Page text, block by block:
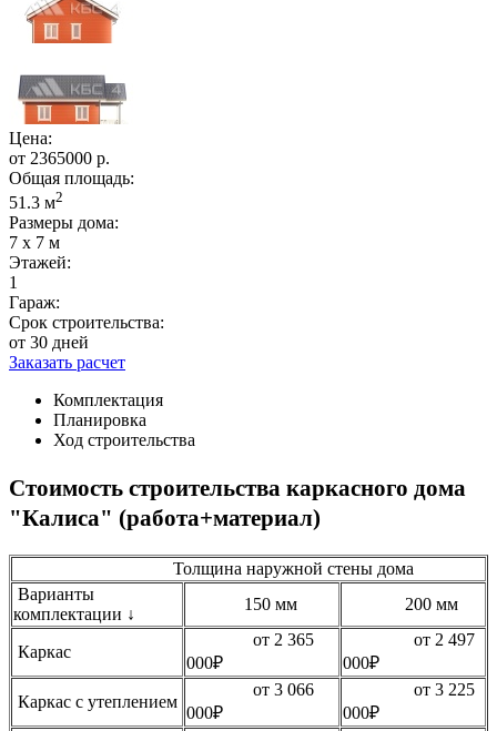
Цена:
от 2365000 р.
Общая площадь:
51.3 м2
Размеры дома:
7 х 7 м
Этажей:
1
Гараж:
Срок строительства:
от 30 дней
Заказать расчет
Комплектация
Планировка
Ход строительства
Стоимость строительства каркасного дома
"Калиса" (работа+материал)
Толщина наружной стены дома
Варианты
комплектации ↓
150 мм 200 мм
Каркас
от 2 365
000₽
от 2 497
000₽
Каркас с утеплением
от 3 066
000₽
от 3 225
000₽